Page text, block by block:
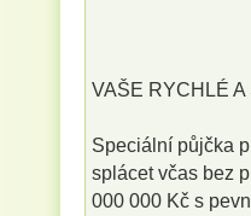
VAŠE RYCHLÉ
Speciální půjčka
splácet včas bez
000 000 Kč s